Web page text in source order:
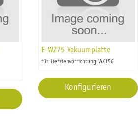
E-WZ75 Vakuumplatte
für Tiefziehvorrichtung WZ156
Konfigurieren